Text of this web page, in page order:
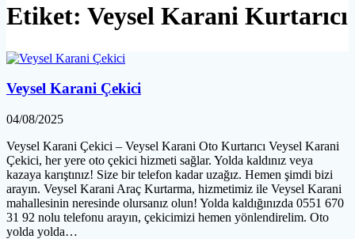
Etiket: Veysel Karani Kurtarıcı
Veysel Karani Çekici
04/08/2025
Veysel Karani Çekici – Veysel Karani Oto Kurtarıcı Veysel Karani
Çekici, her yere oto çekici hizmeti sağlar. Yolda kaldınız veya
kazaya karıştınız! Size bir telefon kadar uzağız. Hemen şimdi bizi
arayın. Veysel Karani Araç Kurtarma, hizmetimiz ile Veysel Karani
mahallesinin neresinde olursanız olun! Yolda kaldığınızda 0551 670
31 92 nolu telefonu arayın, çekicimizi hemen yönlendirelim. Oto
yolda yolda…